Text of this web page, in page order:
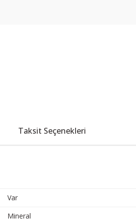
Taksit Seçenekleri
Var
Mineral